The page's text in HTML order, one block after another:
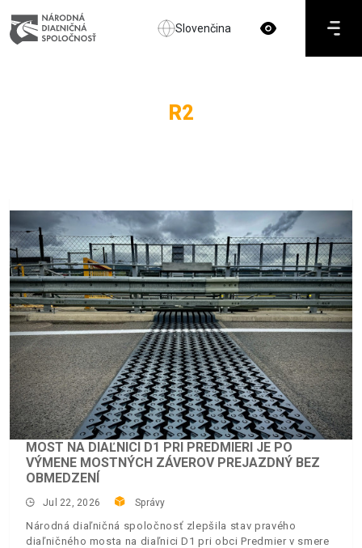
Slovenčina
R2
MOST NA DIAĽNICI D1 PRI PREDMIERI JE PO
VÝMENE MOSTNÝCH ZÁVEROV PREJAZDNÝ BEZ
OBMEDZENÍ
Jul 22, 2026 Správy
Národná diaľničná spoločnosť zlepšila stav pravého
diaľničného mosta na diaľnici D1 pri obci Predmier v smere